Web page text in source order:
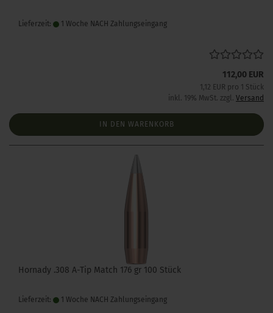
Lieferzeit: 1 Woche NACH Zahlungseingang
112,00 EUR
1,12 EUR pro 1 Stück
inkl. 19% MwSt. zzgl. Versand
IN DEN WARENKORB
Hornady .308 A-Tip Match 176 gr 100 Stück
Lieferzeit: 1 Woche NACH Zahlungseingang